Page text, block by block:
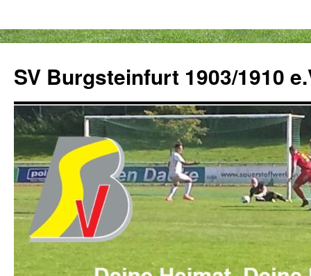
springen
SV Burgsteinfurt 1903/1910